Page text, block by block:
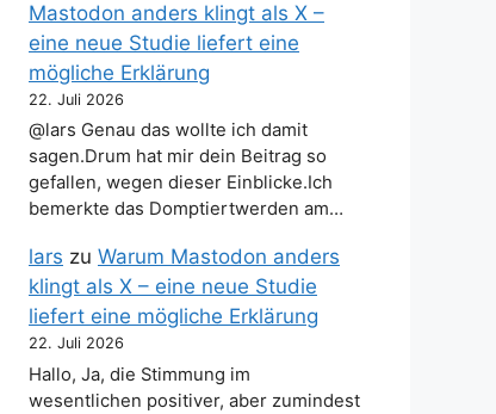
Mastodon anders klingt als X –
eine neue Studie liefert eine
mögliche Erklärung
22. Juli 2026
@lars Genau das wollte ich damit
sagen.Drum hat mir dein Beitrag so
gefallen, wegen dieser Einblicke.Ich
bemerkte das Domptiertwerden am…
lars zu Warum Mastodon anders
klingt als X – eine neue Studie
liefert eine mögliche Erklärung
22. Juli 2026
Hallo, Ja, die Stimmung im
wesentlichen positiver, aber zumindest